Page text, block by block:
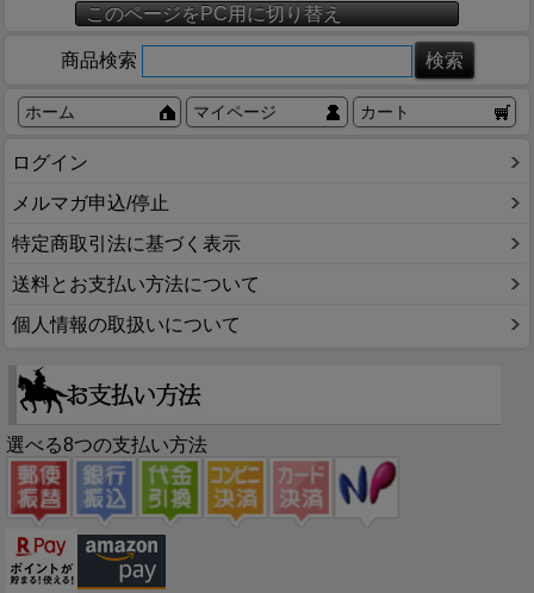
このページをPC用に切り替え
商品検索
ホーム マイページ カート
ログイン
メルマガ申込/停止
特定商取引法に基づく表示
送料とお支払い方法について
個人情報の取扱いについて
選べる8つの支払い方法